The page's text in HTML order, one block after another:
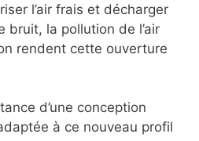
l’air frais et décharger
la pollution de l’air
rendent cette ouverture
d’une conception
à ce nouveau profil